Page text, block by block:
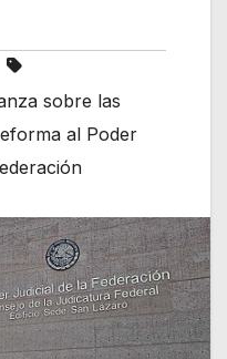
sobre las
al Poder